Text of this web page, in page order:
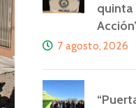
quinta
7 agosto, 2026